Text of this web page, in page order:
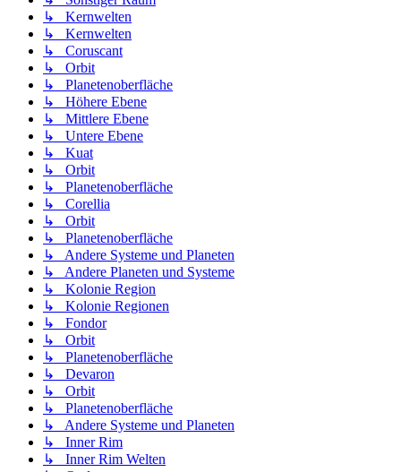
↳ Kernwelten
↳ Kernwelten
↳ Coruscant
↳ Orbit
↳ Planetenoberfläche
↳ Höhere Ebene
↳ Mittlere Ebene
↳ Untere Ebene
↳ Kuat
↳ Orbit
↳ Planetenoberfläche
↳ Corellia
↳ Orbit
↳ Planetenoberfläche
↳ Andere Systeme und Planeten
↳ Andere Planeten und Systeme
↳ Kolonie Region
↳ Kolonie Regionen
↳ Fondor
↳ Orbit
↳ Planetenoberfläche
↳ Devaron
↳ Orbit
↳ Planetenoberfläche
↳ Andere Systeme und Planeten
↳ Inner Rim
↳ Inner Rim Welten